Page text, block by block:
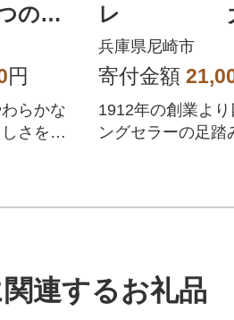
の市
円
らかな
さを引
レ 大
中華そば(5人
麺1玉付)
兵庫県尼崎市
寄付金額
1912年の創業よ
ングセラーの足踏
連するお礼品